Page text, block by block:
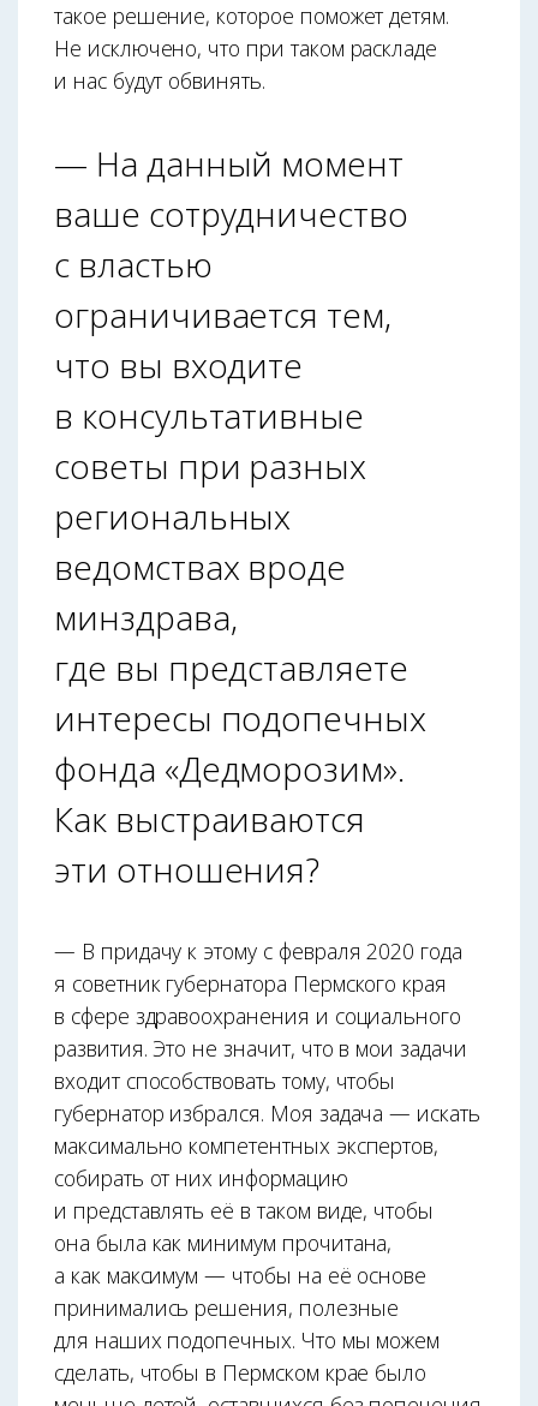
такое решение, которое поможет детям.
Не исключено, что при таком раскладе
и нас будут обвинять.
— На данный момент
ваше сотрудничество
с властью
ограничивается тем,
что вы входите
в консультативные
советы при разных
региональных
ведомствах вроде
минздрава,
где вы представляете
интересы подопечных
фонда «Дедморозим».
Как выстраиваются
эти отношения?
— В придачу к этому с февраля 2020 года
я советник губернатора Пермского края
в сфере здравоохранения и социального
развития. Это не значит, что в мои задачи
входит способствовать тому, чтобы
губернатор избрался. Моя задача — искать
максимально компетентных экспертов,
собирать от них информацию
и представлять её в таком виде, чтобы
она была как минимум прочитана,
а как максимум — чтобы на её основе
принимались решения, полезные
для наших подопечных. Что мы можем
сделать, чтобы в Пермском крае было